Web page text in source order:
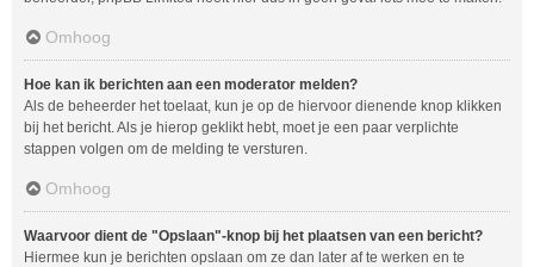
Omhoog
Hoe kan ik berichten aan een moderator melden?
Als de beheerder het toelaat, kun je op de hiervoor dienende knop klikken
bij het bericht. Als je hierop geklikt hebt, moet je een paar verplichte
stappen volgen om de melding te versturen.
Omhoog
Waarvoor dient de "Opslaan"-knop bij het plaatsen van een bericht?
Hiermee kun je berichten opslaan om ze dan later af te werken en te